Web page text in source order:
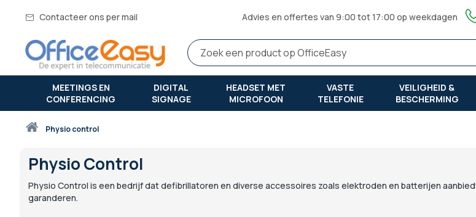
Contacteer ons per mail Advies en offertes van 9:00 tot 17:00 op weekdagen
MEETINGS EN
CONFERENCING
DIGITAL
SIGNAGE
HEADSET MET
MICROFOON
VASTE
TELEFONIE
VEILIGHEID &
BESCHERMING
Thuisphysio control
Physio Control
Physio Control is een bedrijf dat defibrillatoren en diverse accessoires zoals elektroden en batterijen
garanderen.